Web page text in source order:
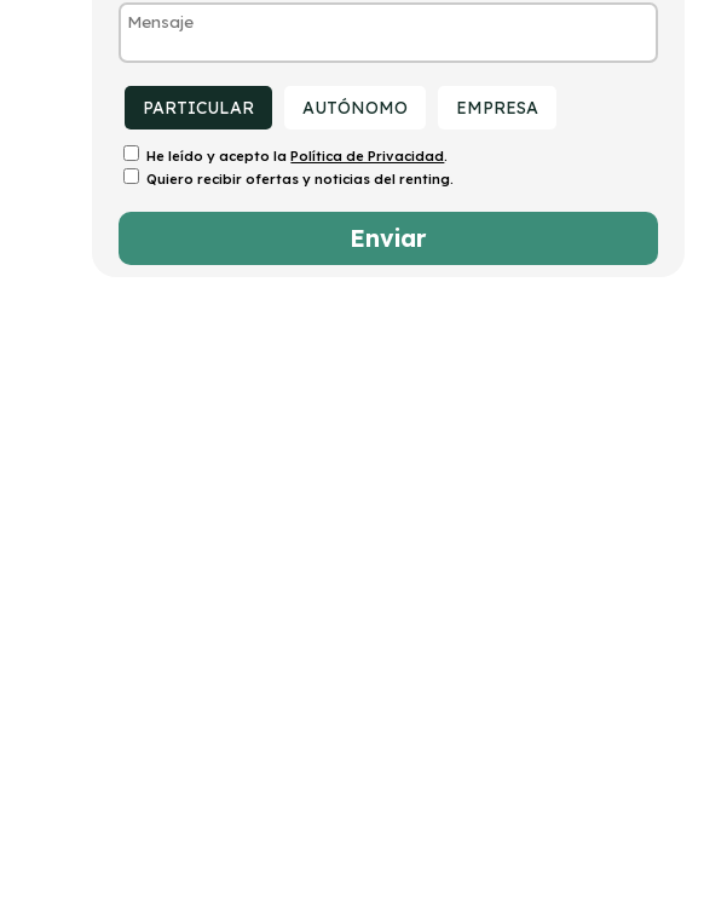
PARTICULAR AUTÓNOMO EMPRESA
He leído y acepto laPolítica de Privacidad.
Quiero recibir ofertas y noticias del renting.